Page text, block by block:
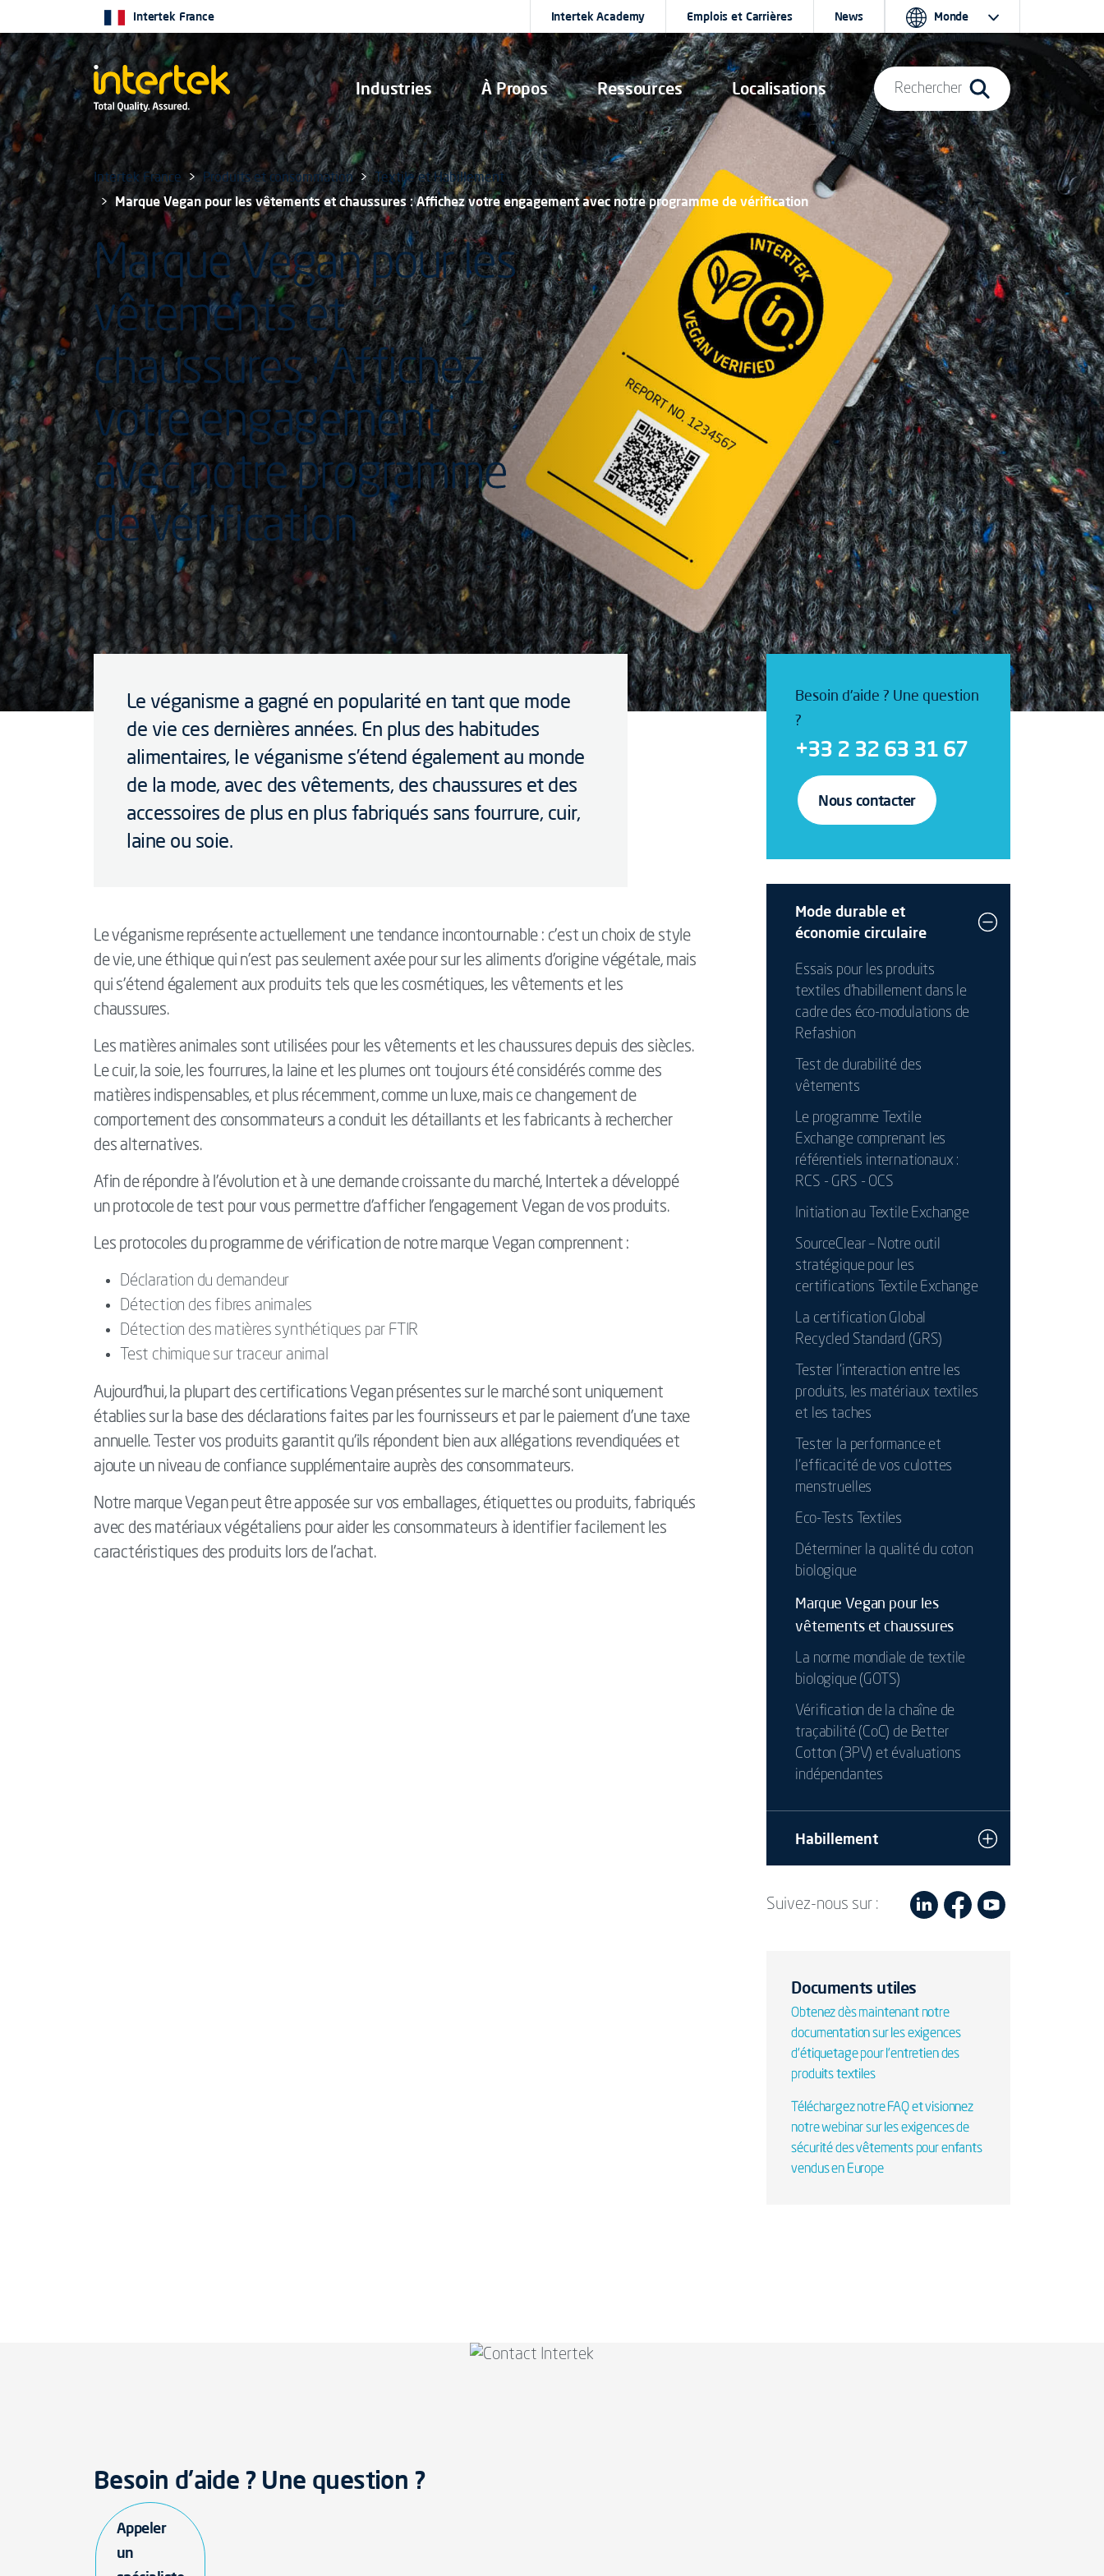
Industries À Propos Ressources Localisations
Intertek France Intertek Academy Emplois et Carrières News Monde
Rechercher
Intertek France Produits et consommation
Textile et Habillement
Marque Vegan pour les vêtements et chaussures : Affichez votre engagement avec notre programme de vérification
Marque Vegan pour les
vêtements et
chaussures : Affichez
votre engagement
avec notre programme
de vérification
Le véganisme a gagné en popularité en tant que mode
de vie ces dernières années. En plus des habitudes
alimentaires, le véganisme s’étend également au monde
de la mode, avec des vêtements, des chaussures et des
accessoires de plus en plus fabriqués sans fourrure, cuir,
laine ou soie.
Le véganisme représente actuellement une tendance incontournable : c’est un choix de style
de vie, une éthique qui n’est pas seulement axée pour sur les aliments d’origine végétale, mais
qui s’étend également aux produits tels que les cosmétiques, les vêtements et les
chaussures.
Les matières animales sont utilisées pour les vêtements et les chaussures depuis des siècles.
Le cuir, la soie, les fourrures, la laine et les plumes ont toujours été considérés comme des
matières indispensables, et plus récemment, comme un luxe, mais ce changement de
comportement des consommateurs a conduit les détaillants et les fabricants à rechercher
des alternatives.
Afin de répondre à l’évolution et à une demande croissante du marché, Intertek a développé
un protocole de test pour vous permettre d’afficher l’engagement Vegan de vos produits.
Les protocoles du programme de vérification de notre marque Vegan comprennent :
Déclaration du demandeur
Détection des fibres animales
Détection des matières synthétiques par FTIR
Test chimique sur traceur animal
Aujourd'hui, la plupart des certifications Vegan présentes sur le marché sont uniquement
établies sur la base des déclarations faites par les fournisseurs et par le paiement d'une taxe
annuelle. Tester vos produits garantit qu'ils répondent bien aux allégations revendiquées et
ajoute un niveau de confiance supplémentaire auprès des consommateurs.
Notre marque Vegan peut être apposée sur vos emballages, étiquettes ou produits, fabriqués
avec des matériaux végétaliens pour aider les consommateurs à identifier facilement les
caractéristiques des produits lors de l’achat.
Besoin d'aide ? Une question
?
+33 2 32 63 31 67
Nous contacter
Mode durable et
économie circulaire
Essais pour les produits
textiles d’habillement dans le
cadre des éco-modulations de
Refashion
Test de durabilité des
vêtements
Le programme Textile
Exchange comprenant les
référentiels internationaux :
RCS - GRS - OCS
Initiation au Textile Exchange
SourceClear – Notre outil
stratégique pour les
certifications Textile Exchange
La certification Global
Recycled Standard (GRS)
Tester l’interaction entre les
produits, les matériaux textiles
et les taches
Tester la performance et
l'efficacité de vos culottes
menstruelles
Eco-Tests Textiles
Déterminer la qualité du coton
biologique
Marque Vegan pour les
vêtements et chaussures
La norme mondiale de textile
biologique (GOTS)
Vérification de la chaîne de
traçabilité (CoC) de Better
Cotton (3PV) et évaluations
indépendantes
Habillement
Suivez-nous sur :
Documents utiles
Obtenez dès maintenant notre
documentation sur les exigences
d'étiquetage pour l'entretien des
produits textiles
Téléchargez notre FAQ et visionnez
notre webinar sur les exigences de
sécurité des vêtements pour enfants
vendus en Europe
Besoin d'aide ? Une question ?
Appeler
un